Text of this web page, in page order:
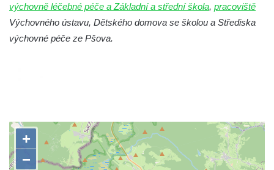
Zámek Libochovany
Zámek Lišnice
Zámek Rumburk
Bývalý zámek Ledebour
výchovně léčebné péče a Základní a střední škola, pracoviště
Výchovného ústavu, Dětského domova se školou a Střediska
výchovné péče ze Pšova.